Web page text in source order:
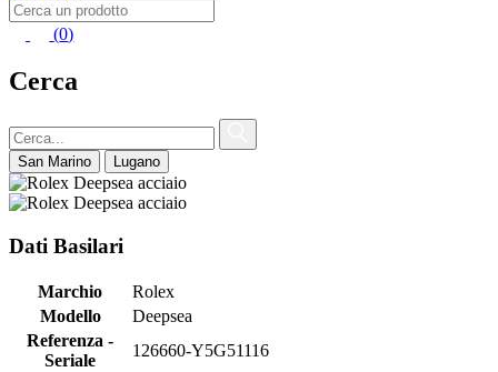
(0)
Cerca
San Marino Lugano
Dati Basilari
Marchio
Rolex
Modello
Deepsea
Referenza -
Seriale
126660-Y5G51116